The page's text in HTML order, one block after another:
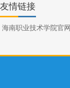
友情链接
海南职业技术学院官网